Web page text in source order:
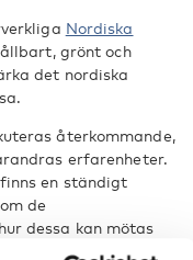
Nordiska
grönt och
det nordiska
återkommande,
erfarenheter.
en ständigt
de
dessa kan mötas